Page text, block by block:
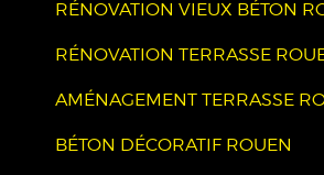
RÉNOVATION VIEUX BÉTON
RÉNOVATION TERRASSE
AMÉNAGEMENT TERRASSE
BÉTON DÉCORATIF ROUEN